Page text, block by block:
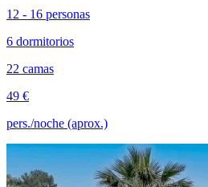
12 - 16 personas
6 dormitorios
22 camas
49 €
pers./noche (aprox.)